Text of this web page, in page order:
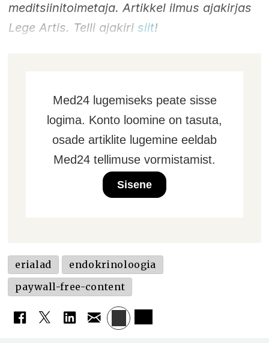
meditsiinitoimetaja. Artikkel ilmus ajakirjas
Lege Artis. Telli ajakiri siit!
Med24 lugemiseks peate sisse
logima. Konto loomine on tasuta,
osade artiklite lugemine eeldab
Med24 tellimuse vormistamist.
Sisene
erialad
endokrinoloogia
paywall-free-content